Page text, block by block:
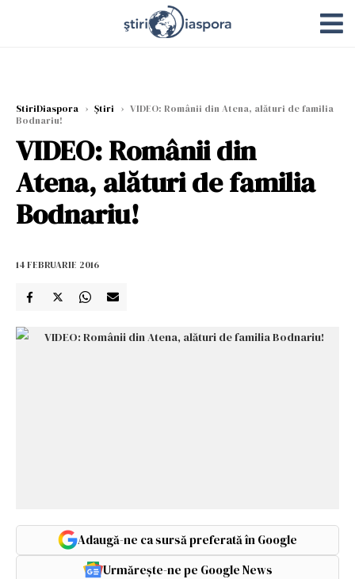
StiriDiaspora › Știri › VIDEO: Românii din Atena, alături de familia
Bodnariu!
VIDEO: Românii din
Atena, alături de familia
Bodnariu!
14 FEBRUARIE 2016
Adaugă-ne ca sursă preferată în Google
Urmărește-ne pe Google News